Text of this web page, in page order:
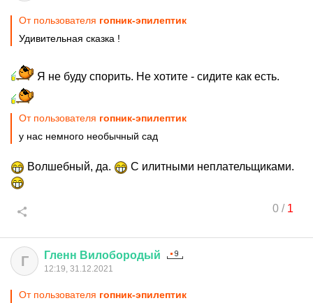
От пользователя гопник-эпилептик
Удивительная сказка !
Я не буду спорить. Не хотите - сидите как есть.
От пользователя гопник-эпилептик
у нас немного необычный сад
Волшебный, да. С илитными неплательщиками.
0/ 1
Г Гленн Вилобородый
12:19, 31.12.2021
От пользователя гопник-эпилептик